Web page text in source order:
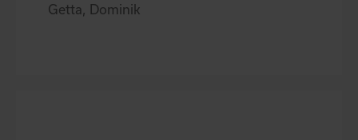
Getta, Dominik